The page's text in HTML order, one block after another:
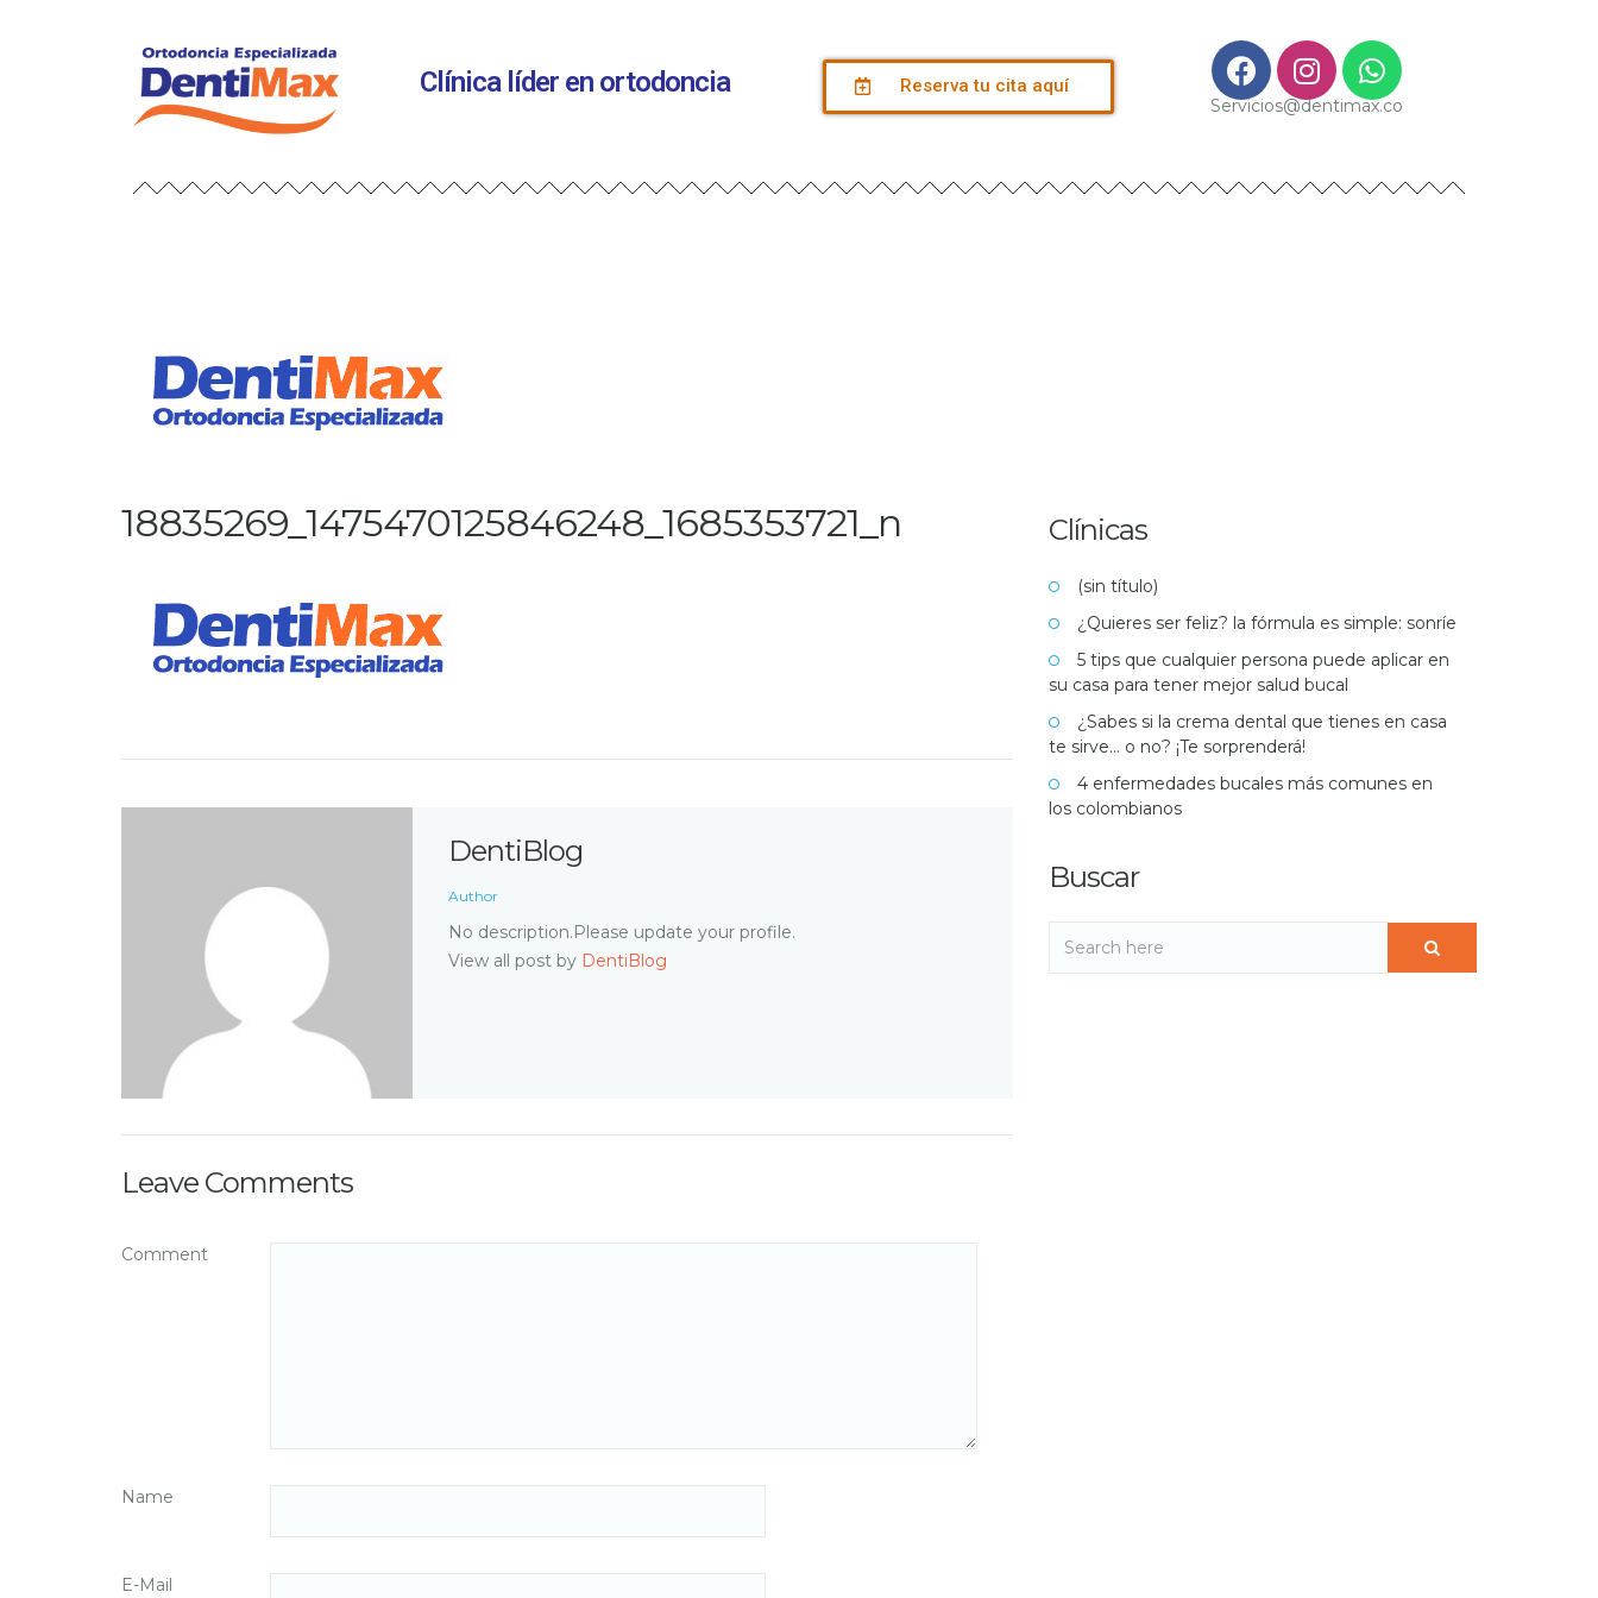
Clínica líder en ortodoncia
Reserva tu cita aquí
Servicios@dentimax.co
18835269_1475470125846248_1685353721_n
DentiBlog
Author
No description.Please update your profile.
View all post by DentiBlog
Leave Comments
Comment
Name
E-Mail
Clínicas
(sin título)
¿Quieres ser feliz? la fórmula es simple: sonríe
5 tips que cualquier persona puede aplicar en
su casa para tener mejor salud bucal
¿Sabes si la crema dental que tienes en casa
te sirve… o no? ¡Te sorprenderá!
4 enfermedades bucales más comunes en
los colombianos
Buscar